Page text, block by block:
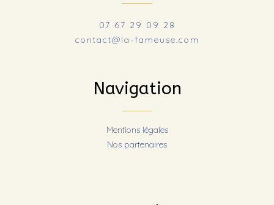
07 67 29 09 28
contact@la-fameuse.com
Navigation
Mentions légales
Nos partenaires